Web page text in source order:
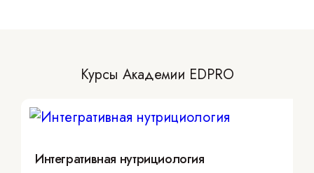
Курсы Академии EDPRO
Интегративная нутрициология